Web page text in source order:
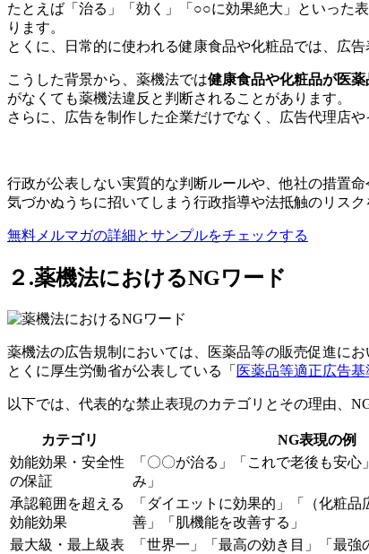
たとえば「治る」「効く」「○○に効果絶大」といった
ります。
とくに、日常的に使われる健康食品や化粧品では、広
こうした背景から、薬機法では健康食品や化粧品が医
がなくても薬機法違反と判断されることがあります。
さらに、広告を制作した企業だけでなく、広告代理店
行政が公表しない実質的な判断ルールや、他社の措置命
気づかぬうちに招いてしまう行政指導や法抵触のリス
無料メルマガの詳細とサンプルをチェックする
２.薬機法におけるNGワード
薬機法の広告規制においては、医薬品等の販売促進に
とくに厚生労働省が公表している「 医薬品等適正広告基
以下では、代表的な禁止表現のカテゴリとその理由、
カテゴリ NG表現の例
効能効果・安全性
の保証
「〇〇が治る」「これで老後も安
み」
承認範囲を超える
効能効果
「ダイエットに効果的」「（化粧
善」「肌機能を改善する」
最大級・最上級表
「世界一」「最高の効き目」「最